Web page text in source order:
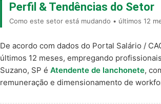
Perfil & Tendências do Setor
Como este setor está mudando • últimos 12
De acordo com dados do Portal Salário /
últimos 12 meses, empregando
Suzano, SP é Atendente de lanchonete,
remuneração e dimensionamento de